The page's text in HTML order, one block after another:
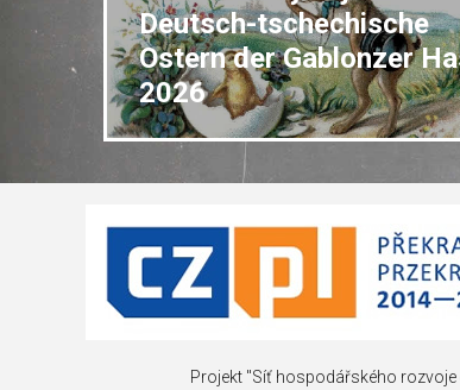
Deutsch-tschechische
Ostern der Gablonzer
2026
Projekt "Síť hospodářského